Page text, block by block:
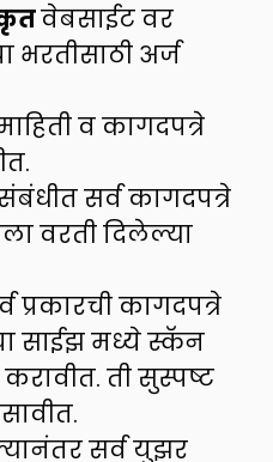
वेबसाईट वर
अर्ज
व कागदपत्रे
सर्व कागदपत्रे
वरती दिलेल्या
प्रकारची कागदपत्रे
साईझ मध्ये स्कॅन
ती सुस्पष्ट
सर्व युझर